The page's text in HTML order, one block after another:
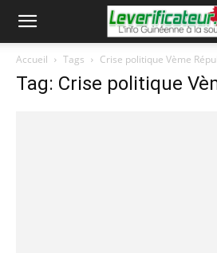
Accueil Tags Crise politique Vème
Tag: Crise politique